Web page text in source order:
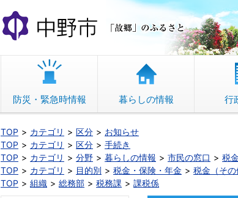
文
へ
動
中野市 「
防災・緊急時情報 暮らしの情報 行
TOP カテゴリ 区分
お知らせ
TOP
カテゴリ 区分
手続き
TOP
カテゴリ 分野 暮らしの情報 市民の窓口
税金
TOP
カテゴリ 目的別 税金・保険・年金
税金（その
TOP
組織 総務部 税務課 課税係